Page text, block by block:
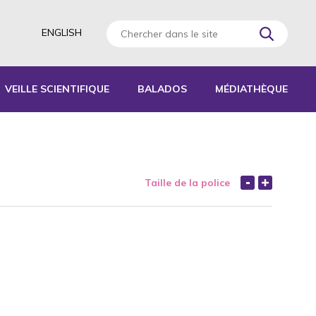
ENGLISH
VEILLE SCIENTIFIQUE BALADOS MÉDIATHÈQUE
Taille de la police